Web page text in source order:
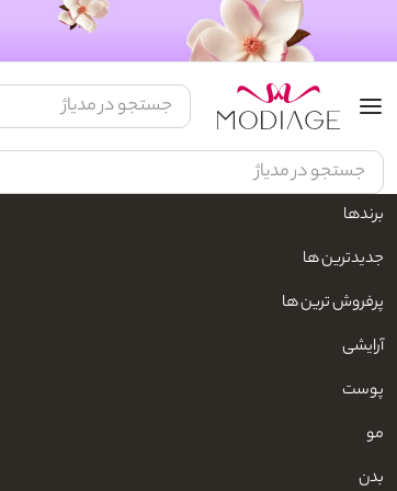
برندها
جدیدترین ها
پرفروش ترین ها
آرایشی
پوست
مو
بدن